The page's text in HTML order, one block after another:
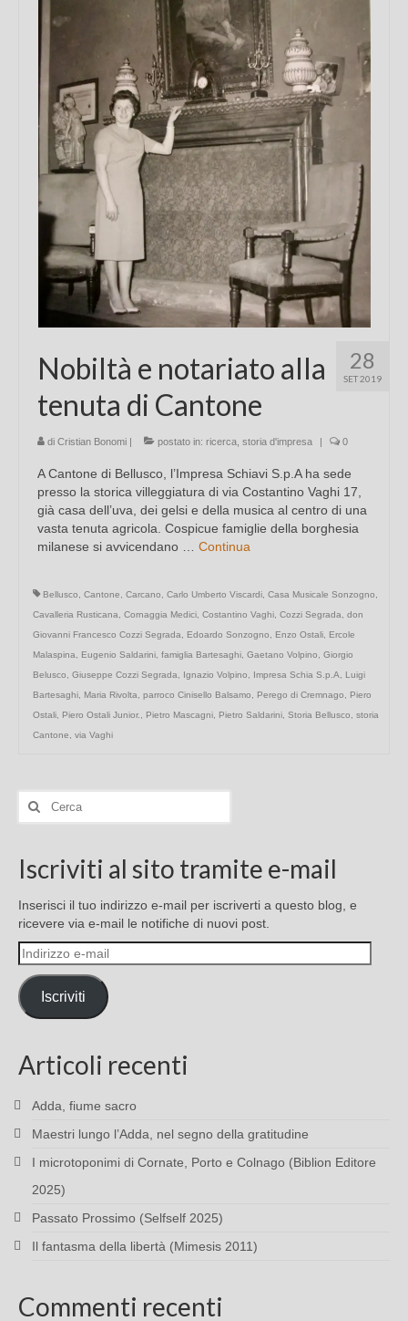
Chi sono
Contatti
28
SET 2019
Nobiltà e notariato alla
tenuta di Cantone
di Cristian Bonomi | postato in: ricerca storia d'impresa | 0
A Cantone di Bellusco, l’Impresa Schiavi S.p.A ha sede
presso la storica villeggiatura di via Costantino Vaghi 17,
già casa dell’uva, dei gelsi e della musica al centro di una
vasta tenuta agricola. Cospicue famiglie della borghesia
milanese si avvicendano … Continua
Bellusco Cantone Carcano Carlo Umberto Viscardi Casa Musicale Sonzogno
Cavalleria Rusticana
Cornaggia Medici Costantino Vaghi Cozzi Segrada
don
Giovanni Francesco Cozzi Segrada
Edoardo Sonzogno Enzo Ostali
Ercole
Malaspina
Eugenio Saldarini famiglia Bartesaghi Gaetano Volpino
Giorgio
Belusco
Giuseppe Cozzi Segrada Ignazio Volpino Impresa Schia S.p.A
Luigi
Bartesaghi
Maria Rivolta parroco Cinisello Balsamo Perego di Cremnago
Piero
Ostali
Piero Ostali Junior. Pietro Mascagni Pietro Saldarini Storia Bellusco
storia
Cantone
via Vaghi
Cerca:
Iscriviti al sito tramite e-mail
Inserisci il tuo indirizzo e-mail per iscriverti a questo blog, e
ricevere via e-mail le notifiche di nuovi post.
Indirizzo
e-
mail
Iscriviti
Articoli recenti
Adda, fiume sacro
Maestri lungo l’Adda, nel segno della gratitudine
I microtoponimi di Cornate, Porto e Colnago (Biblion Editore
2025)
Passato Prossimo (Selfself 2025)
Il fantasma della libertà (Mimesis 2011)
Commenti recenti